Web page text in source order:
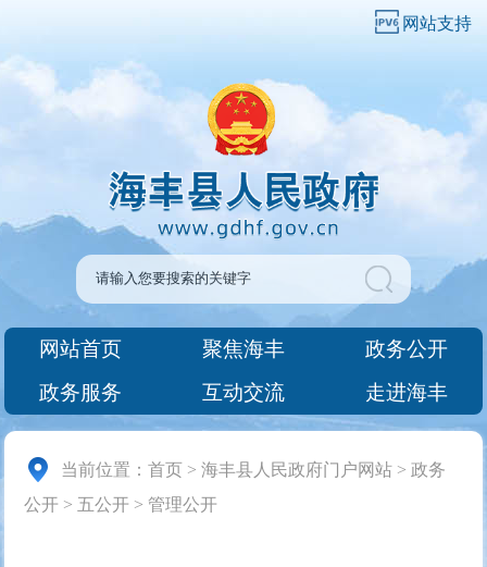
网站支持
网站首页 聚焦海丰
政务公开
政务服务
互动交流 走进海丰
当前位置：首页 >海丰县人民政府门户网站 >政务
公开 > 五公开 > 管理公开